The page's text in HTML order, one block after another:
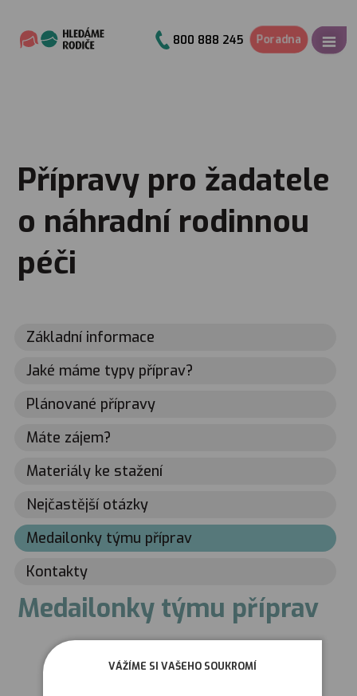
VÁŽÍME SI VAŠEHO SOUKROMÍ
800 888 245 Poradna
Přípravy pro žadatele
o náhradní rodinnou
péči
Základní informace
Jaké máme typy příprav?
Plánované přípravy
Máte zájem?
Materiály ke stažení
Nejčastější otázky
Medailonky týmu příprav
Kontakty
Medailonky týmu příprav